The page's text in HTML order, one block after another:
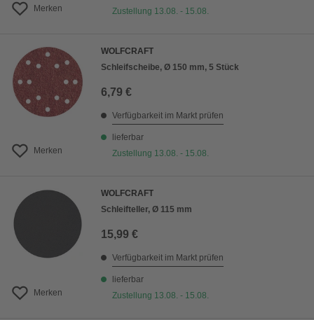
Merken Zustellung 13.08. - 15.08.
Merken
WOLFCRAFT
Schleifscheibe, Ø 150 mm, 5 Stück
6,79 €
Verfügbarkeit im Markt prüfen
lieferbar
Zustellung 13.08. - 15.08.
Merken
WOLFCRAFT
Schleifteller, Ø 115 mm
15,99 €
Verfügbarkeit im Markt prüfen
lieferbar
Zustellung 13.08. - 15.08.